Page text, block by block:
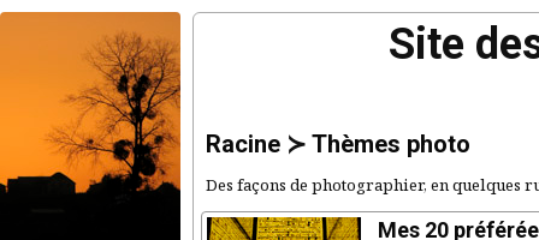
Site
Racine ≻ Thèmes photo
Des façons de photographier, en quelques
Mes 20